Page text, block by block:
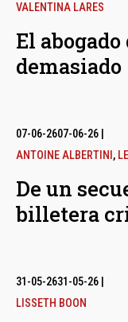
VALENTINA LARES
El
demasiado
07-06-2607-06-26
ANTOINE ALBERTINI ,
De un
billetera
31-05-2631-05-26
LISSETH BOON